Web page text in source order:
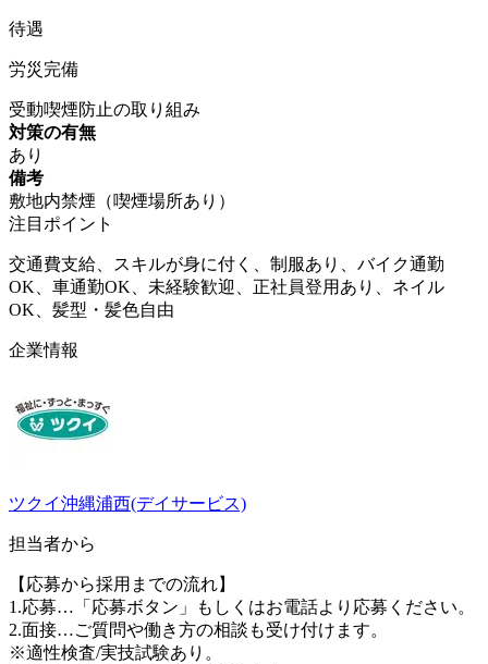
待遇
労災完備
受動喫煙防止の取り組み
対策の有無
あり
備考
敷地内禁煙（喫煙場所あり）
注目ポイント
交通費支給、スキルが身に付く、制服あり、バイク通勤
OK、車通勤OK、未経験歓迎、正社員登用あり、ネイル
OK、髪型・髪色自由
企業情報
ツクイ沖縄浦西(デイサービス)
担当者から
【応募から採用までの流れ】
1.応募…「応募ボタン」もしくはお電話より応募ください。
2.面接…ご質問や働き方の相談も受け付けます。
※適性検査/実技試験あり。